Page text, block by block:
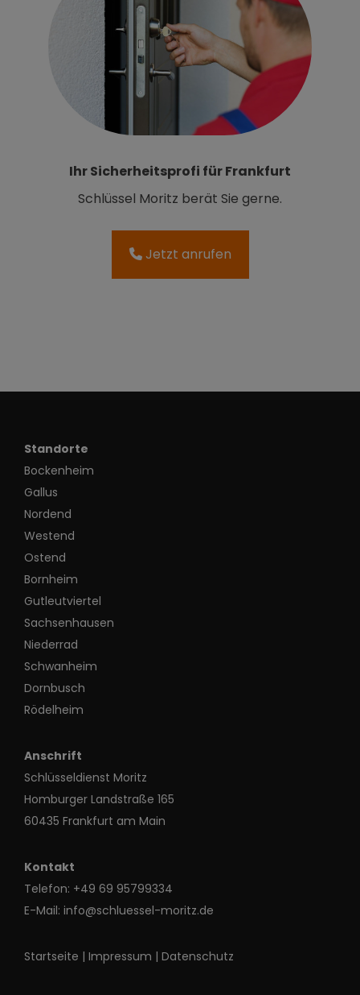
Ihr Sicherheitsprofi für Frankfurt
Schlüssel Moritz berät Sie gerne.
Jetzt anrufen
Standorte
Bockenheim
Gallus
Nordend
Westend
Ostend
Bornheim
Gutleutviertel
Sachsenhausen
Niederrad
Schwanheim
Dornbusch
Rödelheim
Anschrift
Schlüsseldienst Moritz
Homburger Landstraße 165
60435 Frankfurt am Main
Kontakt
Telefon: +49 69 95799334
E-Mail: info@schluessel-moritz.de
Startseite | Impressum | Datenschutz